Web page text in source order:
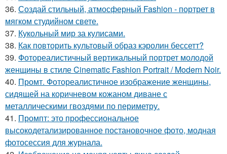
36. Создай стильный, атмосферный Fashion - портрет в
мягком студийном свете.
37. Кукольный мир за кулисами.
38. Как повторить культовый образ кэролин бессетт?
39. Фотореалистичный вертикальный портрет молодой
женщины в стиле Cinematic Fashion Portrait / Modern Noir.
40. Промт. Фотореалистичное изображение женщины,
сидящей на коричневом кожаном диване с
металлическими гвоздями по периметру.
41. Промпт: это профессиональное
высокодетализированное постановочное фото, модная
фотосессия для журнала.